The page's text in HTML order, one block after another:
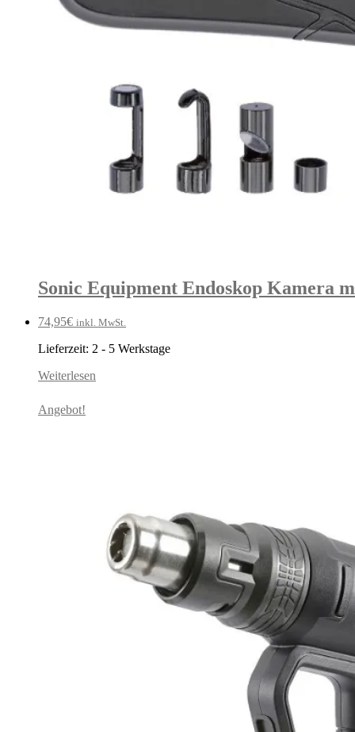
Sonic Equipment Endoskop Kamera
74,95€ inkl. MwSt.
Lieferzeit: 2 - 5 Werkstage
Weiterlesen
Angebot!